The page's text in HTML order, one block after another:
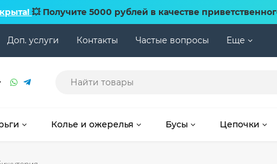
💥 Получите 5000 рублей в качестве
Доп. услуги Контакты Частые вопросы Еще
Колье и ожерелья Бусы Цепочки